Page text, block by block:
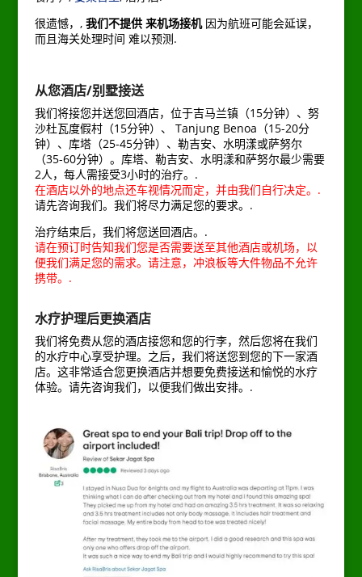
很遗憾，, 我们不提供 来机场接机因为航班可能会延误，
而且海关处理时间 难以预测.
从您酒店/别墅接送
我们将接您并送您回酒店，位于吉马兰镇（15分钟）、努
沙杜瓦度假村（15分钟）、 Tanjung Benoa（15-20分
钟）、库塔（25-45分钟）、勒吉安、水明漾或萨努尔
（35-60分钟）。库塔、勒吉安、水明漾和萨努尔最少需要
2人，每人需接受3小时的治疗。.
在酒店以外的地点还车视情况而定，并由我们自行决定。.
请先咨询我们。我们将尽力满足您的要求。.
治疗结束后，我们将您送回酒店。.
请在预订时告知我们您是否需要送至其他酒店或机场，以
便我们满足您的需求。请注意，冲浪板等大件物品不允许
携带。.
水疗护理后更换酒店
我们将免费从您的酒店接您和您的行李，然后您将在我们
的水疗中心享受护理。之后，我们将送您到您的下一家酒
店。这非常适合您更换酒店并想要免费接送和愉悦的水疗
体验。请先咨询我们，以便我们做出安排。.